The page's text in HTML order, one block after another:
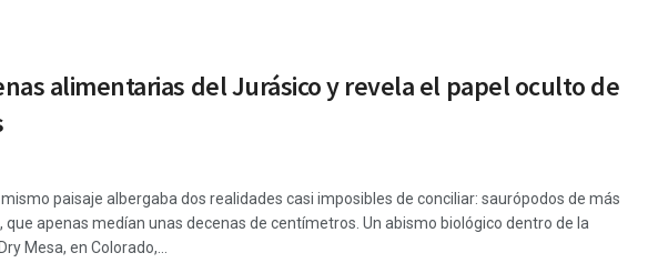
alimentarias del Jurásico y revela el papel oculto de
paisaje albergaba dos realidades casi imposibles de conciliar: saurópodos de más
apenas medían unas decenas de centímetros. Un abismo biológico dentro de la
Mesa, en Colorado,...